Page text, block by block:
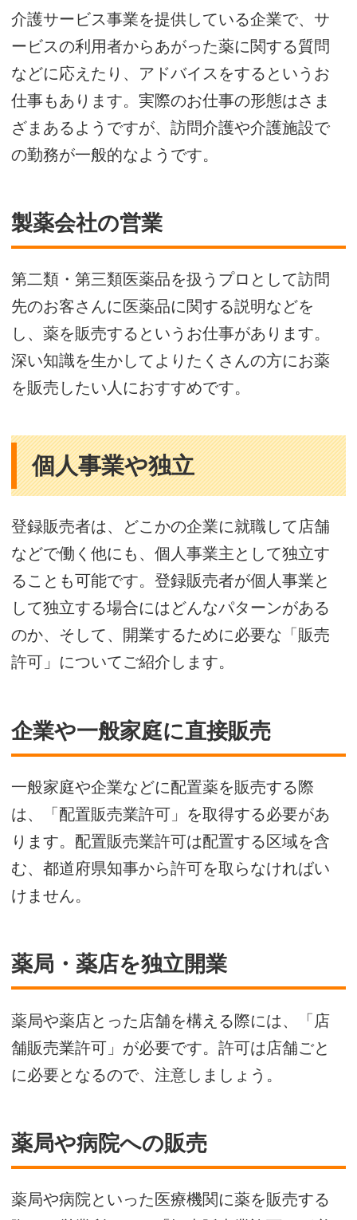
介護サービス事業を提供している企業で、サ
ービスの利用者からあがった薬に関する質問
などに応えたり、アドバイスをするというお
仕事もあります。実際のお仕事の形態はさま
ざまあるようですが、訪問介護や介護施設で
の勤務が一般的なようです。
製薬会社の営業
第二類・第三類医薬品を扱うプロとして訪問
先のお客さんに医薬品に関する説明などを
し、薬を販売するというお仕事があります。
深い知識を生かしてよりたくさんの方にお薬
を販売したい人におすすめです。
個人事業や独立
登録販売者は、どこかの企業に就職して店舗
などで働く他にも、個人事業主として独立す
ることも可能です。登録販売者が個人事業と
して独立する場合にはどんなパターンがある
のか、そして、開業するために必要な「販売
許可」についてご紹介します。
企業や一般家庭に直接販売
一般家庭や企業などに配置薬を販売する際
は、「配置販売業許可」を取得する必要があ
ります。配置販売業許可は配置する区域を含
む、都道府県知事から許可を取らなければい
けません。
薬局・薬店を独立開業
薬局や薬店とった店舗を構える際には、「店
舗販売業許可」が必要です。許可は店舗ごと
に必要となるので、注意しましょう。
薬局や病院への販売
薬局や病院といった医療機関に薬を販売する